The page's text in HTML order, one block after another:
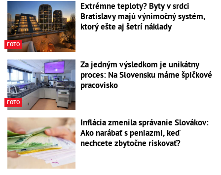
FOTO
Extrémne teploty? Byty v srdci
Bratislavy majú výnimočný systém,
ktorý ešte aj šetrí náklady
FOTO
Za jedným výsledkom je unikátny
proces: Na Slovensku máme špičkové
pracovisko
Inflácia zmenila správanie Slovákov:
Ako narábať s peniazmi, keď
nechcete zbytočne riskovať?